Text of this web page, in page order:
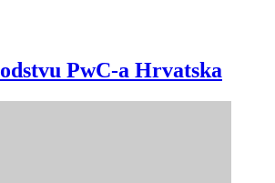
PwC-a Hrvatska